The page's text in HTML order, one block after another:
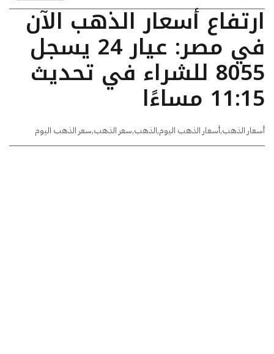
ارتفاع أسعار الذهب الآن
في مصر: عيار 24 يسجل
8055 للشراء في تحديث
11:15 مساءًا
أسعار الذهب,أسعار الذهب اليوم,الذهب,سعر الذهب,سعر الذهب اليوم